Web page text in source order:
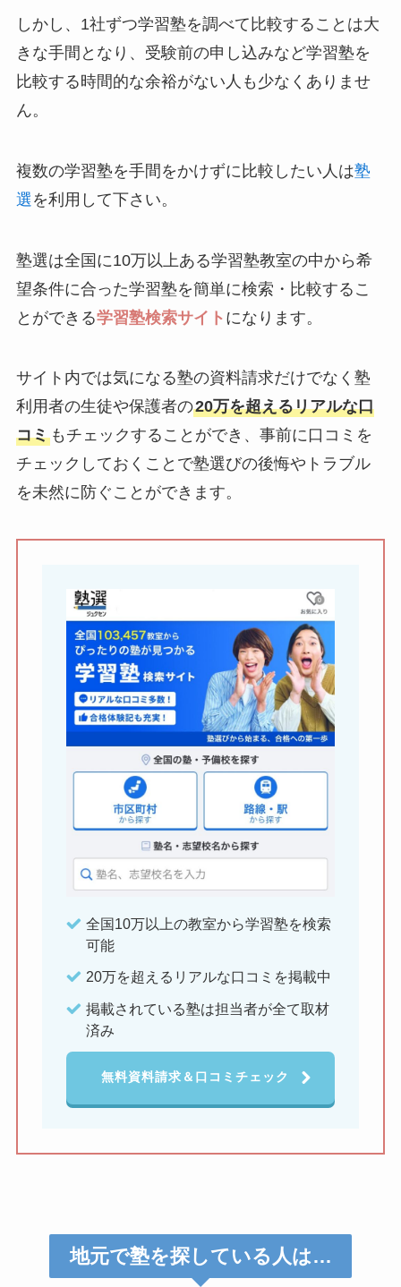
しかし、1社ずつ学習塾を調べて比較することは大
きな手間となり、受験前の申し込みなど学習塾を
比較する時間的な余裕がない人も少なくありませ
ん。
複数の学習塾を手間をかけずに比較したい人は塾
選 を利用して下さい。
塾選は全国に10万以上ある学習塾教室の中から希
望条件に合った学習塾を簡単に検索・比較するこ
とができる学習塾検索サイト になります。
サイト内では気になる塾の資料請求だけでなく塾
利用者の生徒や保護者の20万を超えるリアルな口
コミもチェックすることができ、事前に口コミを
チェックしておくことで塾選びの後悔やトラブル
を未然に防ぐことができます。
全国10万以上の教室から学習塾を検索
可能
20万を超えるリアルな口コミを掲載中
掲載されている塾は担当者が全て取材
済み
無料資料請求＆口コミチェック
地元で塾を探している人は…